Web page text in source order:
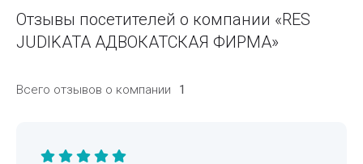
Отзывы посетителей о компании «RES
JUDIKATA АДВОКАТСКАЯ ФИРМА»
Всего отзывов о компании 1